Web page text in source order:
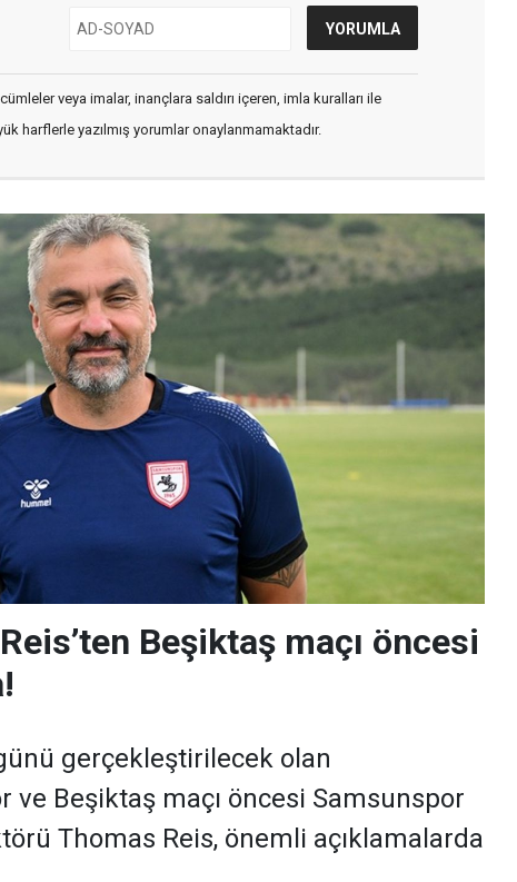
veya imalar, inançlara saldırı içeren, imla kuralları ile
harflerle yazılmış yorumlar onaylanmamaktadır.
Beşiktaş maçı öncesi
gerçekleştirilecek olan
ve Beşiktaş maçı öncesi Samsunspor
Thomas Reis, önemli açıklamalarda